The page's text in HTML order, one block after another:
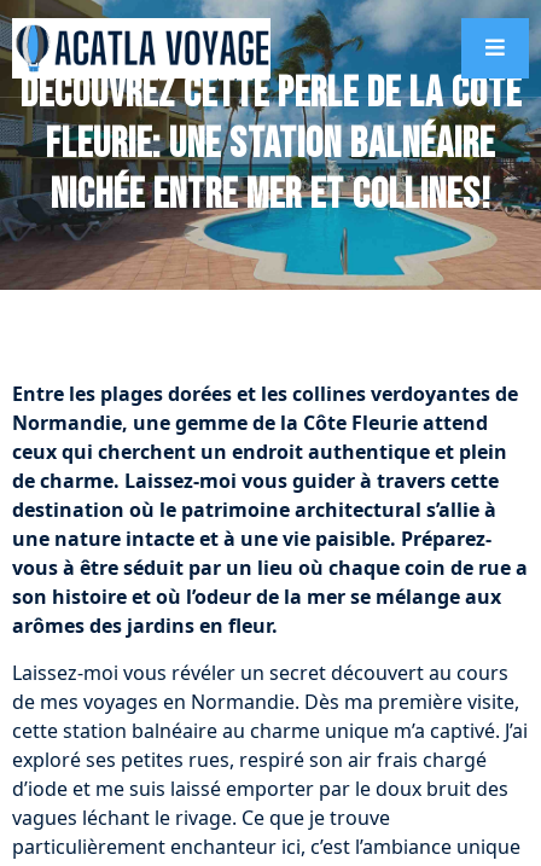
Découvrez cette perle de la Côte
Fleurie: Une station balnéaire
nichée entre mer et collines!
Entre les plages dorées et les collines verdoyantes de
Normandie, une gemme de la Côte Fleurie attend
ceux qui cherchent un endroit authentique et plein
de charme. Laissez-moi vous guider à travers cette
destination où le patrimoine architectural s’allie à
une nature intacte et à une vie paisible. Préparez-
vous à être séduit par un lieu où chaque coin de rue a
son histoire et où l’odeur de la mer se mélange aux
arômes des jardins en fleur.
Laissez-moi vous révéler un secret découvert au cours
de mes voyages en Normandie. Dès ma première visite,
cette station balnéaire au charme unique m’a captivé. J’ai
exploré ses petites rues, respiré son air frais chargé
d’iode et me suis laissé emporter par le doux bruit des
vagues léchant le rivage. Ce que je trouve
particulièrement enchanteur ici, c’est l’ambiance unique